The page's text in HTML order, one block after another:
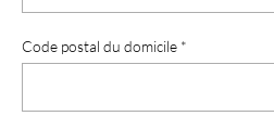
Code postal du domicile *